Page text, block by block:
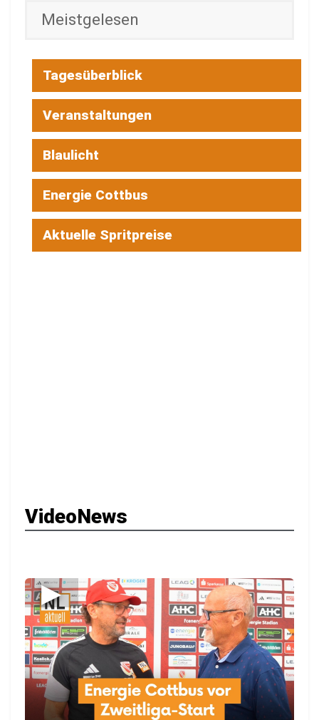
Meistgelesen
Tagesüberblick
Veranstaltungen
Blaulicht
Energie Cottbus
Aktuelle Spritpreise
VideoNews
▶